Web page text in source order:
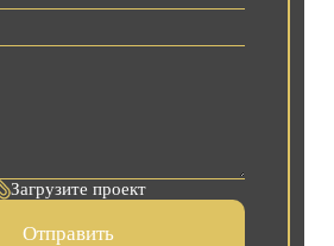
Загрузите проект
Отправить